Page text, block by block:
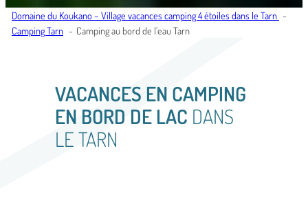
Domaine du Koukano – Village vacances camping 4 étoiles dans le Tarn
Camping Tarn
Camping au bord de l’eau Tarn
VACANCES EN CAMPING
EN BORD DE LAC DANS
LE TARN